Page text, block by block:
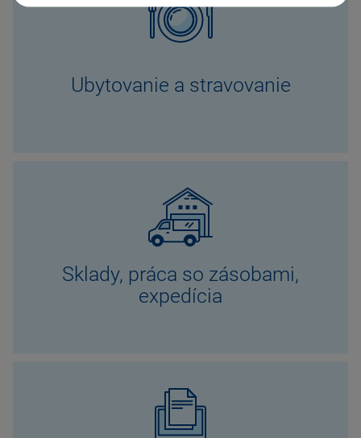
Ubytovanie a stravovanie
Sklady, práca so zásobami,
expedícia